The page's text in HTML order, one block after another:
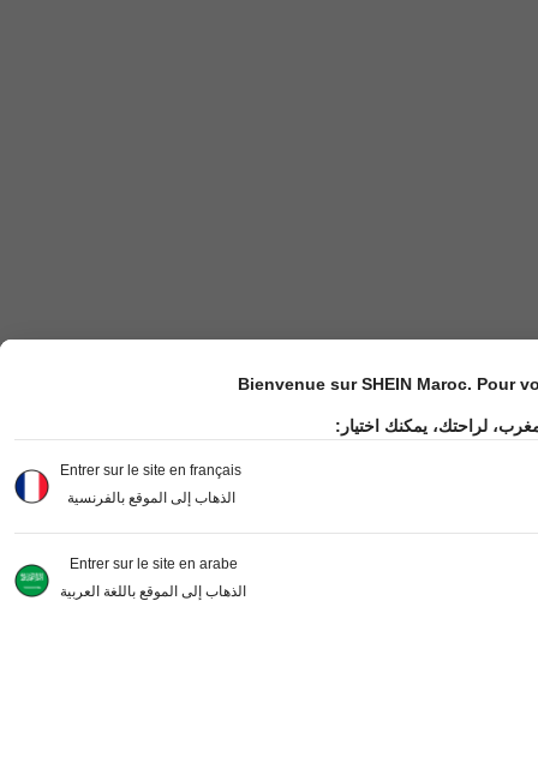
Bienvenue sur SHEIN Maroc. Pour
لراحتك، يمكنك اختيار:
Entrer sur le site en français
الذهاب إلى الموقع بالفرنسية
Entrer sur le site en arabe
الذهاب إلى الموقع باللغة العربية